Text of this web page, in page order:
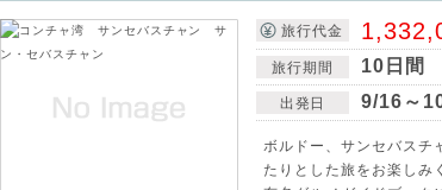
旅行代金
旅行期間 10日間
出発日 9/16～
ボルドー、サンセバスチ
たりとした旅をお楽しみ